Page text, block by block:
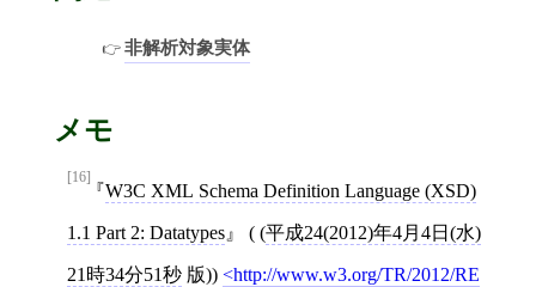
非解析対象実体
メモ
[16]
W3C XML Schema Definition Language (XSD)
1.1 Part 2: Datatypes ( (平成24(2012)年4月4日(水)
21時34分51秒 版)) http://www.w3.org/TR/2012/RE